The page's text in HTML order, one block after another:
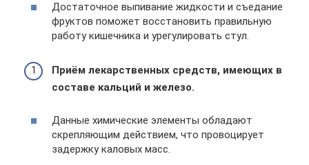
Достаточное выпивание жидкости и съедание
фруктов поможет восстановить правильную
работу кишечника и урегулировать стул.
Приём лекарственных средств, имеющих в
составе кальций и железо.
Данные химические элементы обладают
скрепляющим действием, что провоцирует
задержку каловых масс.